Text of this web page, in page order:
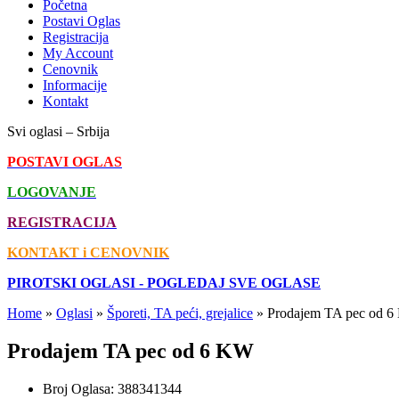
Početna
Postavi Oglas
Registracija
My Account
Cenovnik
Informacije
Kontakt
Svi oglasi – Srbija
POSTAVI OGLAS
LOGOVANJE
REGISTRACIJA
KONTAKT i CENOVNIK
PIROTSKI OGLASI - POGLEDAJ SVE OGLASE
Home » Oglasi » Šporeti, TA peći, grejalice » Prodajem TA pec od
Prodajem TA pec od 6 KW
Broj Oglasa: 388341344